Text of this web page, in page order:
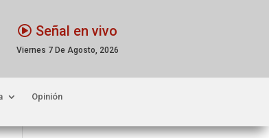
Señal en vivo
Viernes 7 De Agosto, 2026
Opinión